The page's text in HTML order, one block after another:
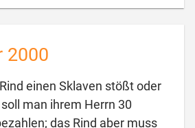
2000
einen Sklaven stößt oder
man ihrem Herrn 30
das Rind aber muss